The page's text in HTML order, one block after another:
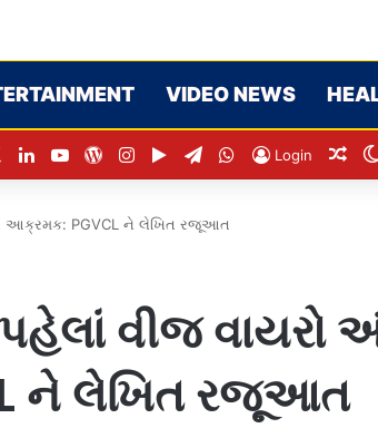
VIDEO NEWS
LinkedInYouTubeWordPress
Instagram
Google Play
Telegram
WhatsApp
Login
આક્રમક: PGVCL ને લેખિત રજૂઆત
પહેલાં વીજ વાયરો
ને લેખિત રજૂઆત